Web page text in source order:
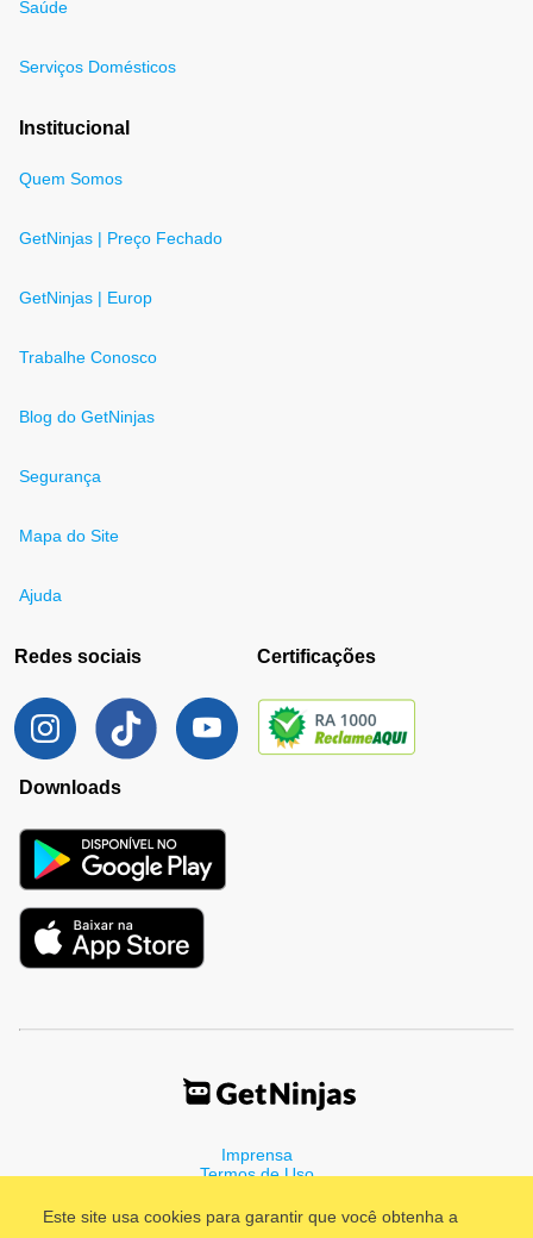
Este site usa cookies para garantir que você obtenha a
Saúde
Serviços Domésticos
Institucional
Quem Somos
GetNinjas | Preço Fechado
GetNinjas | Europ
Trabalhe Conosco
Blog do GetNinjas
Segurança
Mapa do Site
Ajuda
Redes sociais Certificações
Downloads
Imprensa
Termos de Uso